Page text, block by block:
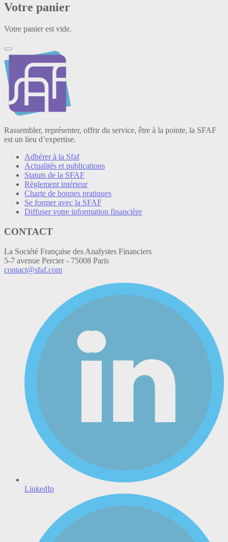
Votre panier
Votre panier est vide.
Rassembler, représenter, offrir du service, être à la pointe, la SFAF
est un lieu d’expertise.
Adhérer à la Sfaf
Actualités et publications
Statuts de la SFAF
Règlement intérieur
Charte de bonnes pratiques
Se former avec la SFAF
Diffuser votre information financière
CONTACT
La Société Française des Analystes Financiers
5-7 avenue Percier - 75008 Paris
contact@sfaf.com
LinkedIn